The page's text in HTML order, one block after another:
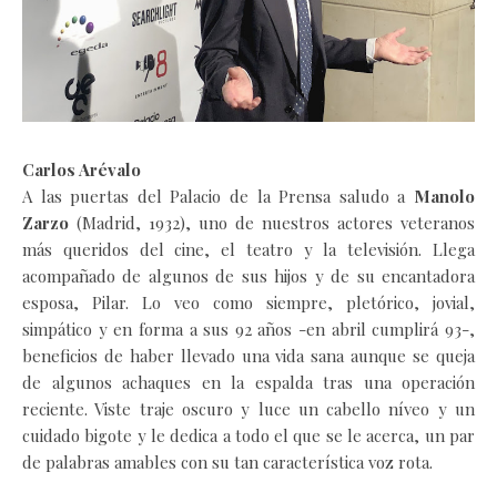
Carlos Arévalo
A las puertas del Palacio de la Prensa saludo a Manolo
Zarzo (Madrid, 1932), uno de nuestros actores veteranos
más queridos del cine, el teatro y la televisión. Llega
acompañado de algunos de sus hijos y de su encantadora
esposa, Pilar. Lo veo como siempre, pletórico, jovial,
simpático y en forma a sus 92 años -en abril cumplirá 93-,
beneficios de haber llevado una vida sana aunque se queja
de algunos achaques en la espalda tras una operación
reciente. Viste traje oscuro y luce un cabello níveo y un
cuidado bigote y le dedica a todo el que se le acerca, un par
de palabras amables con su tan característica voz rota.